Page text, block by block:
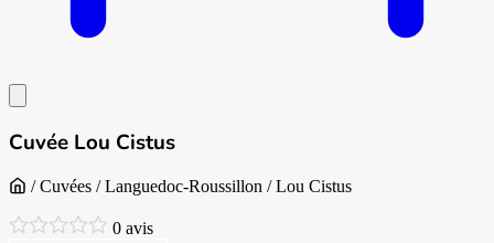
Cuvée Lou Cistus
Accueil
/Cuvées /Languedoc-Roussillon /Lou Cistus
0.0/5 étoiles 0 avis